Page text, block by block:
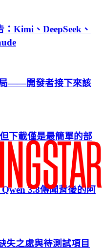
Kimi、DeepSeek、
——開發者接下來該
下載僅是最簡單的部
3.8傳聞背後的阿
失之處與待測試項目